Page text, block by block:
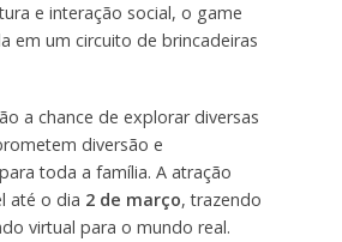
e interação social, o game
em um circuito de brincadeiras
a chance de explorar diversas
diversão e
toda a família. A atração
até o dia 2 de março, trazendo
virtual para o mundo real.